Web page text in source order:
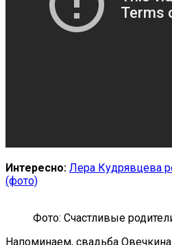
Интересно: Лера Кудрявцева
(фото)
Фото: Счастливые
Напоминаем, свадьба